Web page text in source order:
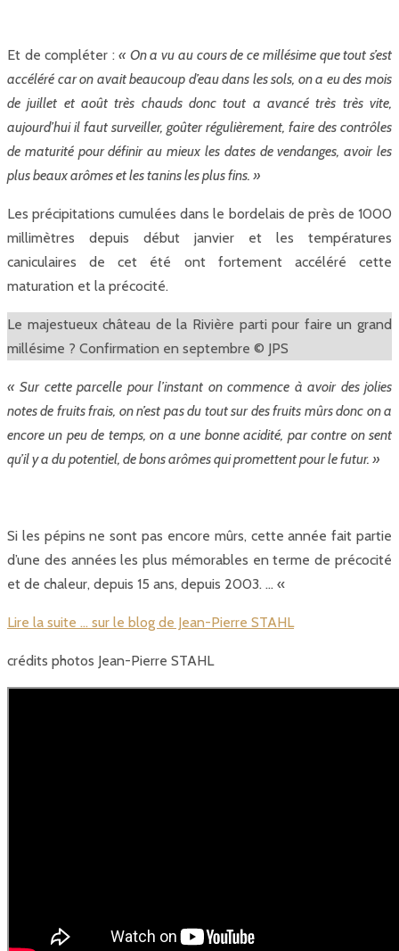
Et de compléter : « On a vu au cours de ce millésime que tout s’est
accéléré car on avait beaucoup d’eau dans les sols, on a eu des mois
de juillet et août très chauds donc tout a avancé très très vite,
aujourd’hui il faut surveiller, goûter régulièrement, faire des contrôles
de maturité pour définir au mieux les dates de vendanges, avoir les
plus beaux arômes et les tanins les plus fins. »
Les précipitations cumulées dans le bordelais de près de 1000
millimètres depuis début janvier et les températures
caniculaires de cet été ont fortement accéléré cette
maturation et la précocité.
Le majestueux château de la Rivière parti pour faire un grand
millésime ? Confirmation en septembre © JPS
« Sur cette parcelle pour l’instant on commence à avoir des jolies
notes de fruits frais, on n’est pas du tout sur des fruits mûrs donc on a
encore un peu de temps, on a une bonne acidité, par contre on sent
qu’il y a du potentiel, de bons arômes qui promettent pour le futur. »
Si les pépins ne sont pas encore mûrs, cette année fait partie
d’une des années les plus mémorables en terme de précocité
et de chaleur, depuis 15 ans, depuis 2003. … «
Lire la suite … sur le blog de Jean-Pierre STAHL
crédits photos Jean-Pierre STAHL